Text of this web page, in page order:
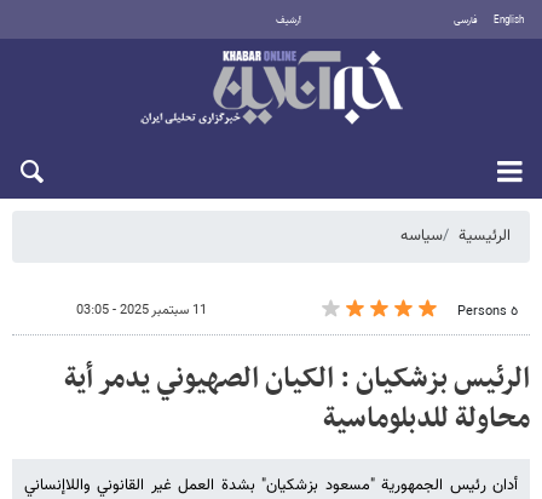
English فارسی أرشيف
الرئيسية سیاسه
٥ Persons 11 سبتمبر 2025 - 03:05
الرئیس بزشکیان : الکیان الصهيوني يدمر أية
محاولة للدبلوماسية
أدان رئيس الجمهوریة "مسعود بزشکیان" بشدة العمل غير القانوني واللاإنساني